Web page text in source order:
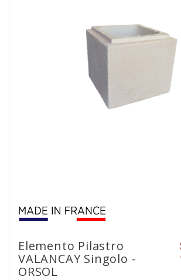
Elemento Pilastro
VALANCAY Singolo -
ORSOL